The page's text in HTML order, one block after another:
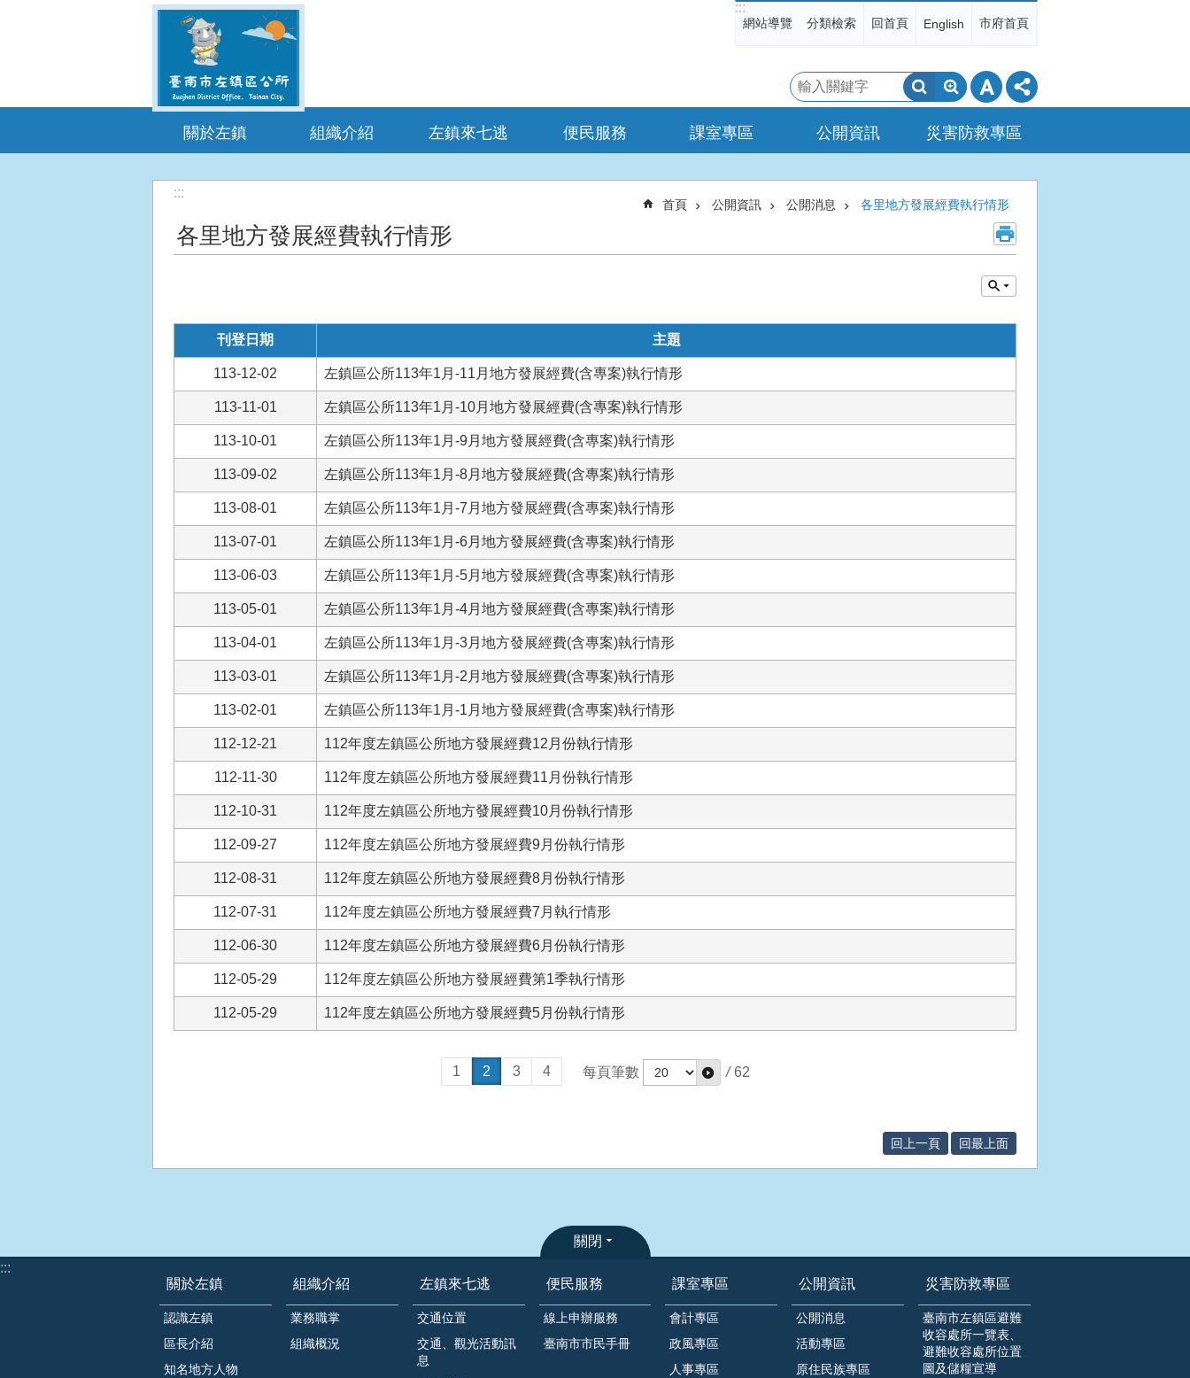
:::
網站導覽 分類檢索 回首頁 English 市府首頁
搜
尋
關於左鎮 組織介紹 左鎮來七逃 便民服務 課室專區 公開資訊 災害防救專區
:::
首頁 公開資訊 公開消息 各里地方發展經費執行情形
各里地方發展經費執行情形
刊登日期 主題
113-12-02 左鎮區公所113年1月-11月地方發展經費(含專案)執行情形
113-11-01 左鎮區公所113年1月-10月地方發展經費(含專案)執行情形
113-10-01 左鎮區公所113年1月-9月地方發展經費(含專案)執行情形
113-09-02 左鎮區公所113年1月-8月地方發展經費(含專案)執行情形
113-08-01 左鎮區公所113年1月-7月地方發展經費(含專案)執行情形
113-07-01 左鎮區公所113年1月-6月地方發展經費(含專案)執行情形
113-06-03 左鎮區公所113年1月-5月地方發展經費(含專案)執行情形
113-05-01 左鎮區公所113年1月-4月地方發展經費(含專案)執行情形
113-04-01 左鎮區公所113年1月-3月地方發展經費(含專案)執行情形
113-03-01 左鎮區公所113年1月-2月地方發展經費(含專案)執行情形
113-02-01 左鎮區公所113年1月-1月地方發展經費(含專案)執行情形
112-12-21 112年度左鎮區公所地方發展經費12月份執行情形
112-11-30 112年度左鎮區公所地方發展經費11月份執行情形
112-10-31 112年度左鎮區公所地方發展經費10月份執行情形
112-09-27 112年度左鎮區公所地方發展經費9月份執行情形
112-08-31 112年度左鎮區公所地方發展經費8月份執行情形
112-07-31 112年度左鎮區公所地方發展經費7月執行情形
112-06-30 112年度左鎮區公所地方發展經費6月份執行情形
112-05-29 112年度左鎮區公所地方發展經費第1季執行情形
112-05-29 112年度左鎮區公所地方發展經費5月份執行情形
1 2 3 4 每頁筆數 / 62
回上一頁 回最上面
關閉
:::
關於左鎮
認識左鎮
區長介紹
知名地方人物
組織介紹
業務職掌
組織概況
左鎮來七逃
交通位置
交通、觀光活動訊
息
便民服務
線上申辦服務
臺南市市民手冊
課室專區
會計專區
政風專區
人事專區
公開資訊
公開消息
活動專區
原住民族專區
災害防救專區
臺南市左鎮區避難
收容處所一覽表、
避難收容處所位置
圖及儲糧宣導